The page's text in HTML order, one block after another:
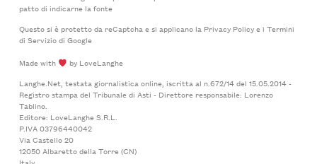
patto di indicarne la fonte
Questo si è protetto da reCaptcha e si applicano la Privacy Policye i Termini
di Serviziodi Google
Made with
by LoveLanghe
Langhe.Net, testata giornalistica online, iscritta al n.672/14 del 15.05.2014 -
Registro stampa del Tribunale di Asti - Direttore responsabile: Lorenzo
Tablino.
Editore: LoveLanghe S.R.L.
P.IVA 03796440042
Via Castello 20
12050 Albaretto della Torre (CN)